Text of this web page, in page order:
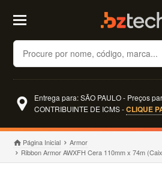
Buscar
Entrega para: SÃO PAULO - Preços
CONTRIBUINTE DE ICMS -CLIQUE
Página Inicial
Armor
Ribbon Armor AWXFH Cera 110mm x 74m